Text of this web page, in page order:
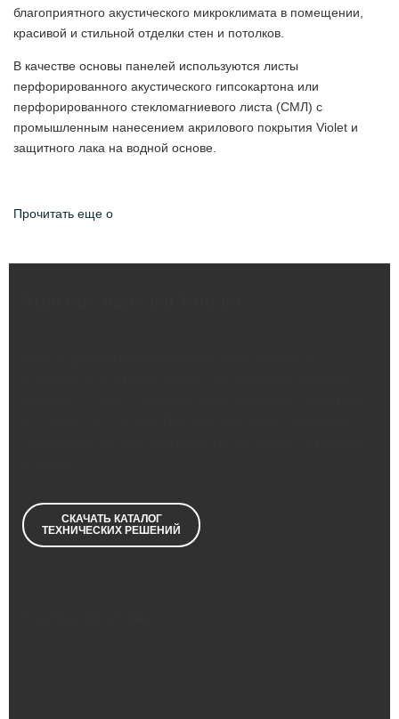
благоприятного акустического микроклимата в помещении,
красивой и стильной отделки стен и потолков.
В качестве основы панелей используются листы
перфорированного акустического гипсокартона или
перфорированного стекломагниевого листа (СМЛ) с
промышленным нанесением акрилового покрытия Violet и
защитного лака на водной основе.
Прочитать еще о
СКАЧАТЬ КАТАЛОГ
ТЕХНИЧЕСКИХ РЕШЕНИЙ